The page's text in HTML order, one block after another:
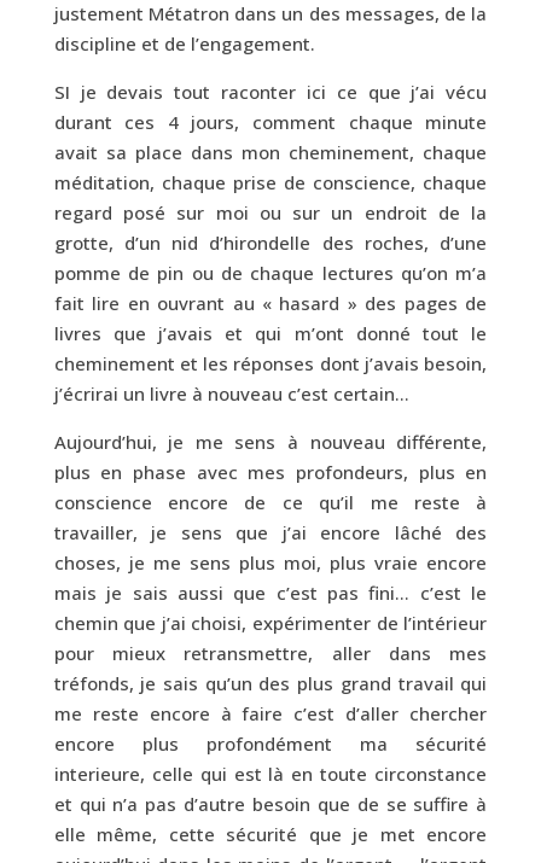
justement Métatron dans un des messages, de la
discipline et de l’engagement.
SI je devais tout raconter ici ce que j’ai vécu
durant ces 4 jours, comment chaque minute
avait sa place dans mon cheminement, chaque
méditation, chaque prise de conscience, chaque
regard posé sur moi ou sur un endroit de la
grotte, d’un nid d’hirondelle des roches, d’une
pomme de pin ou de chaque lectures qu’on m’a
fait lire en ouvrant au « hasard » des pages de
livres que j’avais et qui m’ont donné tout le
cheminement et les réponses dont j’avais besoin,
j’écrirai un livre à nouveau c’est certain…
Aujourd’hui, je me sens à nouveau différente,
plus en phase avec mes profondeurs, plus en
conscience encore de ce qu’il me reste à
travailler, je sens que j’ai encore lâché des
choses, je me sens plus moi, plus vraie encore
mais je sais aussi que c’est pas fini… c’est le
chemin que j’ai choisi, expérimenter de l’intérieur
pour mieux retransmettre, aller dans mes
tréfonds, je sais qu’un des plus grand travail qui
me reste encore à faire c’est d’aller chercher
encore plus profondément ma sécurité
interieure, celle qui est là en toute circonstance
et qui n’a pas d’autre besoin que de se suffire à
elle même, cette sécurité que je met encore